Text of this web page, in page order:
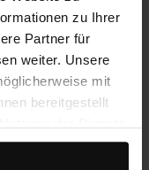
zu Ihrer
Partner für
weiter. Unsere
mit
bereitgestellt